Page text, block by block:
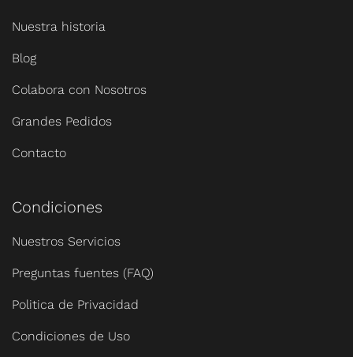
Nuestra historia
Blog
Colabora con Nosotros
Grandes Pedidos
Contacto
Condiciones
Nuestros Servicios
Preguntas fuentes (FAQ)
Politica de Privacidad
Condiciones de Uso